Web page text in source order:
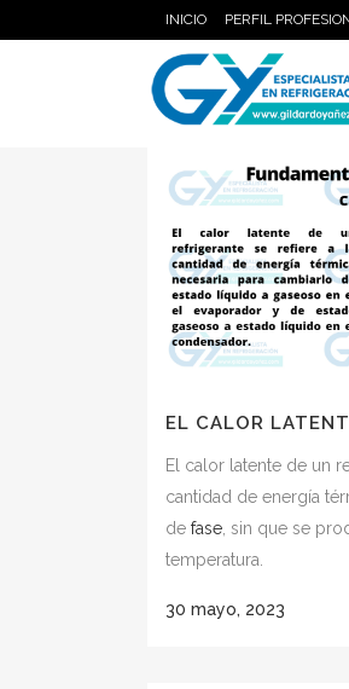
INICIO PERFIL
EL CALOR
El calor latente de un
cantidad de energía
de fase, sin que se
temperatura.
30 mayo, 2023